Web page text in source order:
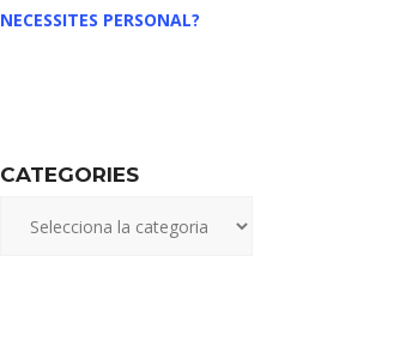
NECESSITES PERSONAL?
CATEGORIES